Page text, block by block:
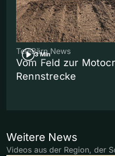
3 Min
TeleBärn News
Vom Feld zur
Rennstrecke
Weitere News
Videos aus der Region, der